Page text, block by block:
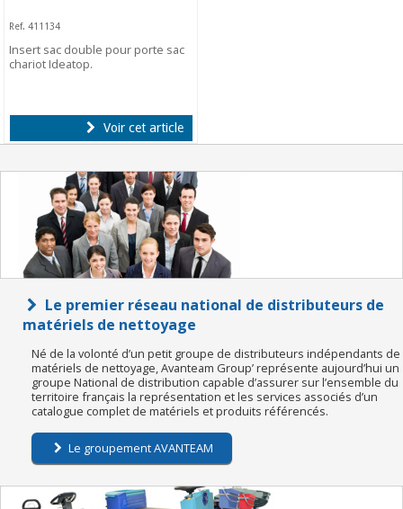
Ref. 411134
Insert sac double pour porte sac
chariot Ideatop.
Voir cet article
Le premier réseau national de distributeurs de
matériels de nettoyage
Né de la volonté d’un petit groupe de distributeurs indépendants de
matériels de nettoyage, Avanteam Group’ représente aujourd’hui un
groupe National de distribution capable d’assurer sur l’ensemble du
territoire français la représentation et les services associés d’un
catalogue complet de matériels et produits référencés.
Le groupement AVANTEAM